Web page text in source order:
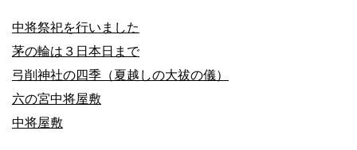
中将祭祀を行いました
茅の輪は３日本日まで
弓削神社の四季（夏越しの大祓の儀）
六の宮中将屋敷
中将屋敷